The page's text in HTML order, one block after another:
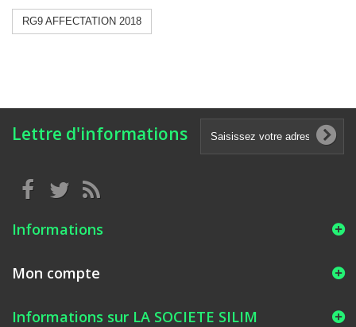
RG9 AFFECTATION 2018
Lettre d'informations
Informations
Mon compte
Informations sur LA SOCIETE SILIM